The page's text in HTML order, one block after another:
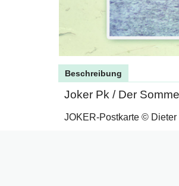
Beschreibung
Joker Pk / Der
JOKER-Postkarte © Dieter